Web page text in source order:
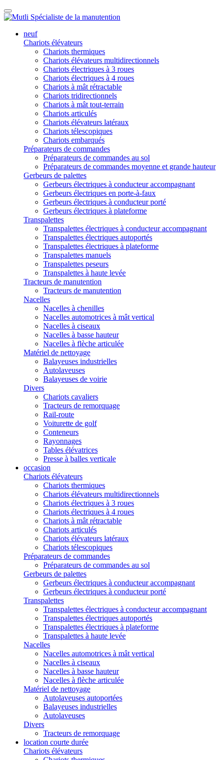
neuf
Chariots élévateurs
Chariots thermiques
Chariots élévateurs multidirectionnels
Chariots électriques à 3 roues
Chariots électriques à 4 roues
Chariots à mât rétractable
Chariots tridirectionnels
Chariots à mât tout-terrain
Chariots articulés
Chariots élévateurs latéraux
Chariots télescopiques
Chariots embarqués
Préparateurs de commandes
Préparateurs de commandes au sol
Préparateurs de commandes moyenne et grande hauteur
Gerbeurs de palettes
Gerbeurs électriques à conducteur accompagnant
Gerbeurs électriques en porte-à-faux
Gerbeurs électriques à conducteur porté
Gerbeurs électriques à plateforme
Transpalettes
Transpalettes électriques à conducteur accompagnant
Transpalettes électriques autoportés
Transpalettes électriques à plateforme
Transpalettes manuels
Transpalettes peseurs
Transpalettes à haute levée
Tracteurs de manutention
Tracteurs de manutention
Nacelles
Nacelles à chenilles
Nacelles automotrices à mât vertical
Nacelles à ciseaux
Nacelles à basse hauteur
Nacelles à flèche articulée
Matériel de nettoyage
Balayeuses industrielles
Autolaveuses
Balayeuses de voirie
Divers
Chariots cavaliers
Tracteurs de remorquage
Rail-route
Voiturette de golf
Conteneurs
Rayonnages
Tables élévatrices
Presse à balles verticale
occasion
Chariots élévateurs
Chariots thermiques
Chariots élévateurs multidirectionnels
Chariots électriques à 3 roues
Chariots électriques à 4 roues
Chariots à mât rétractable
Chariots articulés
Chariots élévateurs latéraux
Chariots télescopiques
Préparateurs de commandes
Préparateurs de commandes au sol
Gerbeurs de palettes
Gerbeurs électriques à conducteur accompagnant
Gerbeurs électriques à conducteur porté
Transpalettes
Transpalettes électriques à conducteur accompagnant
Transpalettes électriques autoportés
Transpalettes électriques à plateforme
Transpalettes à haute levée
Nacelles
Nacelles automotrices à mât vertical
Nacelles à ciseaux
Nacelles à basse hauteur
Nacelles à flèche articulée
Matériel de nettoyage
Autolaveuses autoportées
Balayeuses industrielles
Autolaveuses
Divers
Tracteurs de remorquage
location courte durée
Chariots élévateurs